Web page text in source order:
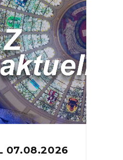
07.08.2026